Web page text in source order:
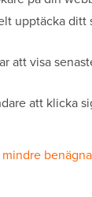
upptäcka ditt
att visa
att klicka
mindre